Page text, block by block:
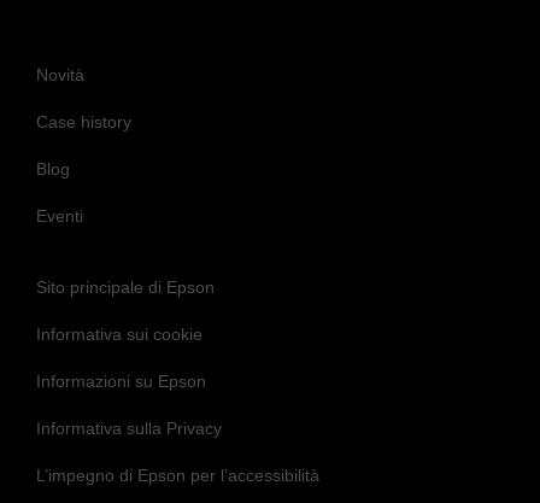
Novità
Case history
Blog
Eventi
Sito principale di Epson
Informativa sui cookie
Informazioni su Epson
Informativa sulla Privacy
L’impegno di Epson per l’accessibilità